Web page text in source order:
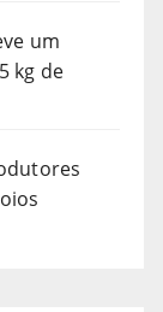
um
kg de